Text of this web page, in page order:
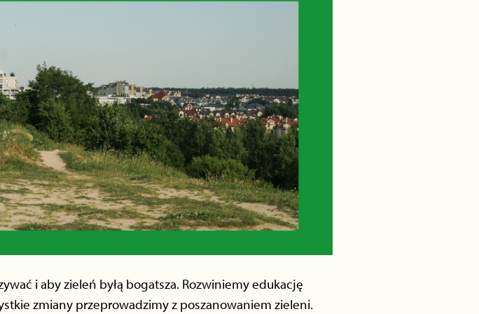
i aby zieleń byłą bogatsza. Rozwiniemy edukację
zmiany przeprowadzimy z poszanowaniem zieleni.